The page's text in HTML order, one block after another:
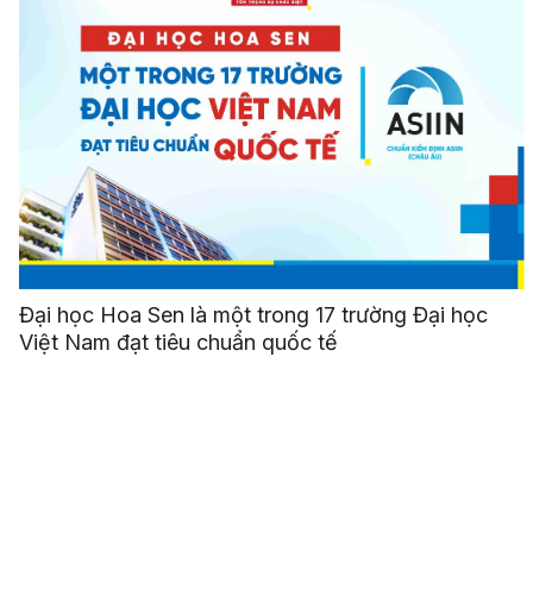
Đại học Hoa Sen là một trong 17 trường Đại học
Việt Nam đạt tiêu chuẩn quốc tế